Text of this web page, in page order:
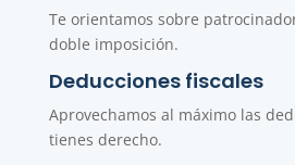
Te orientamos sobre
doble imposición.
Deducciones fiscales
Aprovechamos al máximo las
tienes derecho.